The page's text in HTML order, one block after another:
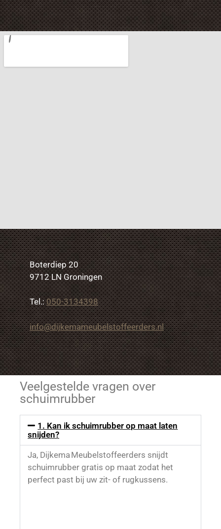
Boterdiep 20
9712 LN Groningen
Tel.:050-3134398
info@dijkemameubelstoffeerders.nl
Veelgestelde vragen over
schuimrubber
1. Kan ik schuimrubber op maat laten
snijden?
Ja, Dijkema Meubelstoffeerders snijdt
schuimrubber gratis op maat zodat het
perfect past bij uw zit- of rugkussens.